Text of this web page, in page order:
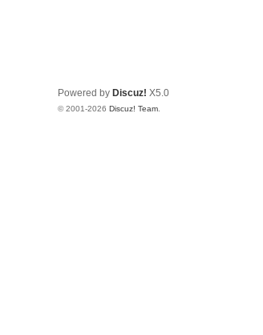
Powered by Discuz! X5.0
© 2001-2026 Discuz! Team